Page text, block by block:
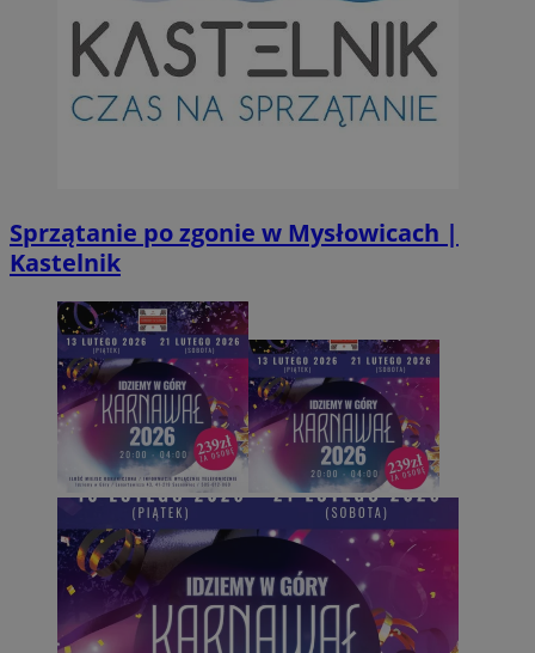
Sprzątanie po zgonie w Mysłowicach |
Kastelnik